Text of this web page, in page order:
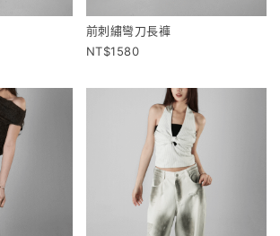
前刺繡彎刀長褲
1580